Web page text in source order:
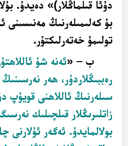
دۇئا قىلماڭلار)» دەيدۇ.
بۇ كەلىمىلەرنىڭ مەنىسىنى
تولىمۇ خەتەرلىكتۇر.
ب – «ئەنە شۇ
رەببىڭلاردۇر، ھەر
سىلەرنىڭ ئاللاھنى قويۇپ
زاتلىرىڭلار قىلچىلىك
بولالمايدۇ. ئەگەر ئۇلارنى